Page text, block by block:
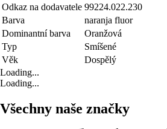
Odkaz na dodavatele 99224.022.230
Barva
naranja fluor
Dominantní barva
Oranžová
Typ
Smíšené
Věk
Dospělý
Loading...
Loading...
Všechny naše značky